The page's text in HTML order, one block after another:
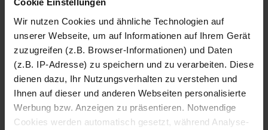
Wir nutzen Cookies und ähnliche Technologien auf
unserer Webseite, um auf Informationen auf Ihrem Gerät
zuzugreifen (z.B. Browser-Informationen) und Daten
(z.B. IP-Adresse) zu speichern und zu verarbeiten. Diese
dienen dazu, Ihr Nutzungsverhalten zu verstehen und
Ihnen auf dieser und anderen Webseiten personalisierte
Werbung bzw. Anzeigen zu präsentieren. Notwendige
Cookies werden automatisch gesetzt, während Analyse-
Klausdorf (Fehmarn)
Details